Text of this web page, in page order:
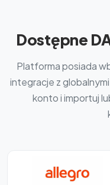
Dostępne
Platforma posiada
integracje z
konto i importuj